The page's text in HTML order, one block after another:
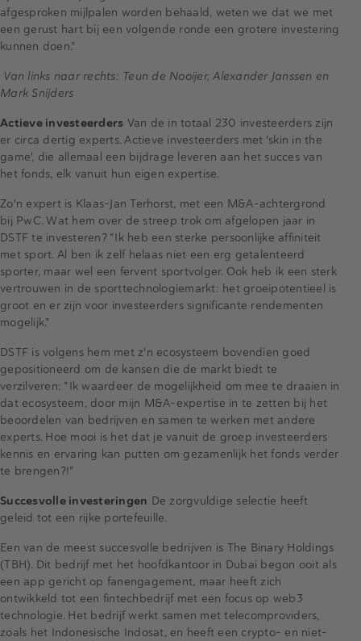
afgesproken mijlpalen worden behaald, weten we dat we met
een gerust hart bij een volgende ronde een grotere investering
kunnen doen."
Van links naar rechts: Teun de Nooijer, Alexander Janssen en
Mark Snijders
Actieve investeerders Van de in totaal 230 investeerders zijn
er circa dertig experts. Actieve investeerders met 'skin in the
game', die allemaal een bijdrage leveren aan het succes van
het fonds, elk vanuit hun eigen expertise.
Zo'n expert is Klaas-Jan Terhorst, met een M&A-achtergrond
bij PwC. Wat hem over de streep trok om afgelopen jaar in
DSTF te investeren? "Ik heb een sterke persoonlijke affiniteit
met sport. Al ben ik zelf helaas niet een erg getalenteerd
sporter, maar wel een fervent sportvolger. Ook heb ik een sterk
vertrouwen in de sporttechnologiemarkt: het groeipotentieel is
groot en er zijn voor investeerders significante rendementen
mogelijk."
DSTF is volgens hem met z'n ecosysteem bovendien goed
gepositioneerd om de kansen die de markt biedt te
verzilveren: "Ik waardeer de mogelijkheid om mee te draaien in
dat ecosysteem, door mijn M&A-expertise in te zetten bij het
beoordelen van bedrijven en samen te werken met andere
experts. Hoe mooi is het dat je vanuit de groep investeerders
kennis en ervaring kan putten om gezamenlijk het fonds verder
te brengen?!"
Succesvolle investeringen De zorgvuldige selectie heeft
geleid tot een rijke portefeuille.
Een van de meest succesvolle bedrijven is The Binary Holdings
(TBH). Dit bedrijf met het hoofdkantoor in Dubai begon ooit als
een app gericht op fanengagement, maar heeft zich
ontwikkeld tot een fintechbedrijf met een focus op web3
technologie. Het bedrijf werkt samen met telecomproviders,
zoals het Indonesische Indosat, en heeft een crypto- en niet-